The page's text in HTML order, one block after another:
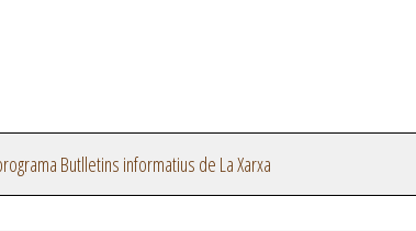
Butlletins informatius de La Xarxa